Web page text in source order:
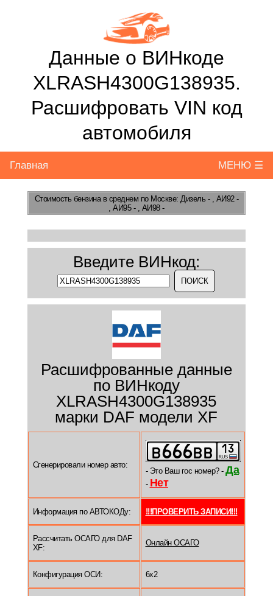
Данные о ВИНкоде
XLRASH4300G138935.
Расшифровать VIN код
автомобиля
Главная МЕНЮ ☰
Стоимость бензинав среднем по Москве: Дизель - , АИ92 -
, АИ95 - , АИ98 -
Введите ВИНкод:
Расшифрованные данные
по ВИНкоду
XLRASH4300G138935
марки DAF модели XF
Сгенерировали номер авто:
- Это Ваш гос номер? - Да
- Нет
Информация по АВТОКОДу: !!!ПРОВЕРИТЬ ЗАПИСИ!!!
Рассчитать ОСАГО для DAF
XF:
Онлайн ОСАГО
Конфигурация ОСИ: 6x2